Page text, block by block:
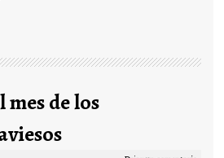
de los